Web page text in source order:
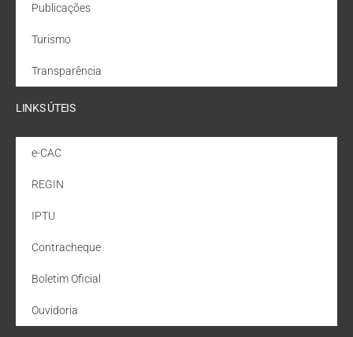
Publicações
Turismo
Transparência
LINKS ÚTEIS
e-CAC
REGIN
IPTU
Contracheque
Boletim Oficial
Ouvidoria